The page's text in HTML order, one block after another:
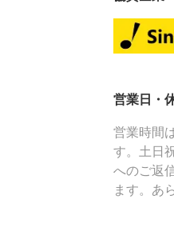
営業日・
営業時間
す。土日
へのご返
ます。あ